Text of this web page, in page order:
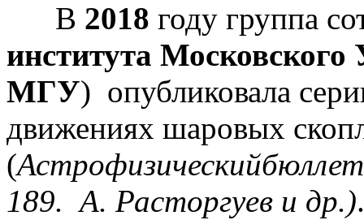
В 2018 году группа
института Московского
МГУ) опубликовала
движениях шаровых
(Астрофизический
189. А. Расторгуев и др.).